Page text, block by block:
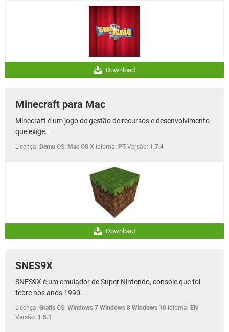
Download
Minecraft para Mac
Minecraft é um jogo de gestão de recursos e desenvolvimento
que exige...
Licença: Demo OS: Mac OS X Idioma: PT Versão: 1.7.4
Download
SNES9X
SNES9X é um emulador de Super Nintendo, console que foi
febre nos anos 1990....
Licença: Gratis OS: Windows 7 Windows 8 Windows 10 Idioma: EN
Versão: 1.5.1